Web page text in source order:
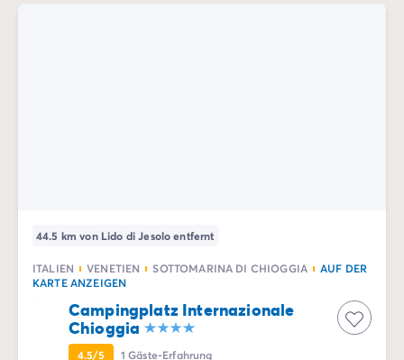
44.5 km von Lido di Jesolo entfernt
ITALIEN VENETIEN SOTTOMARINA DI CHIOGGIA
AUF DER
KARTE ANZEIGEN
Campingplatz Internazionale
Chioggia
4.5/5 1Gäste-Erfahrung